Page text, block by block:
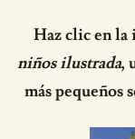
Haz clic en la
niños ilustrada,
más pequeños